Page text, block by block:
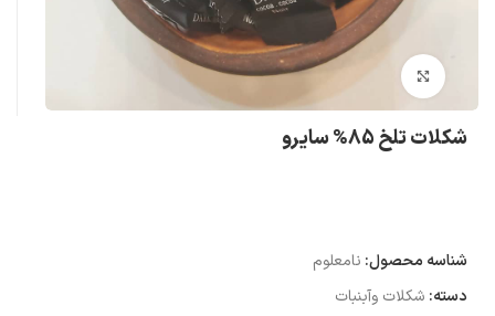
بزرگنمایی تصویر
شکلات تلخ 85% سایرو
شناسه محصول: نامعلوم
دسته: شکلات وآبنبات